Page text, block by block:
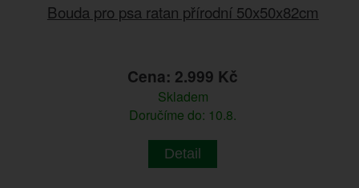
Bouda pro psa ratan přírodní 50x50x82cm
Cena: 2.999 Kč
Skladem
Doručíme do: 10.8.
Detail